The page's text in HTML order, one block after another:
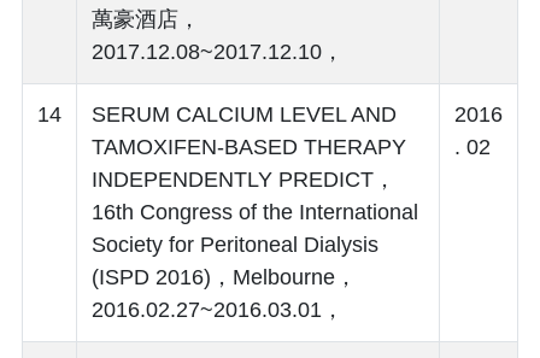
萬豪酒店，
2017.12.08~2017.12.10，
14
SERUM CALCIUM LEVEL AND
TAMOXIFEN-BASED THERAPY
INDEPENDENTLY PREDICT，
16th Congress of the International
Society for Peritoneal Dialysis
(ISPD 2016)，Melbourne，
2016.02.27~2016.03.01，
2016
. 02